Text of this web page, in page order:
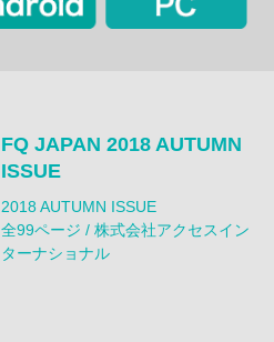
FQ JAPAN 2018 AUTUMN
ISSUE
2018 AUTUMN ISSUE
全99ページ / 株式会社アクセスイン
ターナショナル